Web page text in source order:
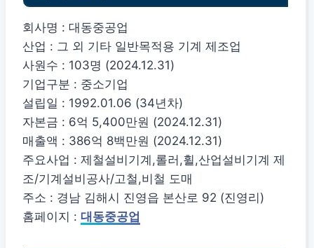
회사명 : 대동중공업
산업 : 그 외 기타 일반목적용 기계 제조업
사원수 : 103명 (2024.12.31)
기업구분 : 중소기업
설립일 : 1992.01.06 (34년차)
자본금 : 6억 5,400만원 (2024.12.31)
매출액 : 386억 8백만원 (2024.12.31)
주요사업 : 제철설비기계,롤러,휠,산업설비기계 제
조/기계설비공사/고철,비철 도매
주소 : 경남 김해시 진영읍 본산로 92 (진영리)
홈페이지 : 대동중공업